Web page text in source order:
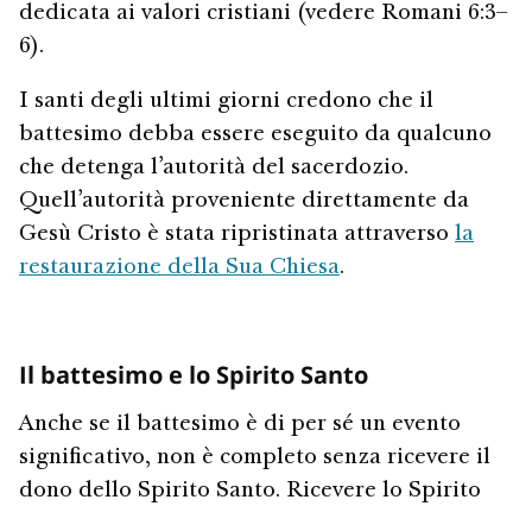
dedicata ai valori cristiani (vedere Romani 6:3–
6).
I santi degli ultimi giorni credono che il
battesimo debba essere eseguito da qualcuno
che detenga l’autorità del sacerdozio.
Quell’autorità proveniente direttamente da
Gesù Cristo è stata ripristinata attraverso la
restaurazione della Sua Chiesa.
Il battesimo e lo Spirito Santo
Anche se il battesimo è di per sé un evento
significativo, non è completo senza ricevere il
dono dello Spirito Santo. Ricevere lo Spirito